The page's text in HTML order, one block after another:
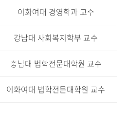
이화여대 경영학과 교수
강남대 사회복지학부 교수
충남대 법학전문대학원 교수
이화여대 법학전문대학원 교수